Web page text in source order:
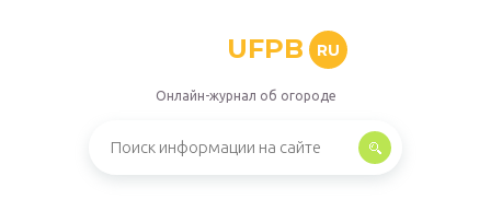
UFPB RU
Онлайн-журнал об огороде